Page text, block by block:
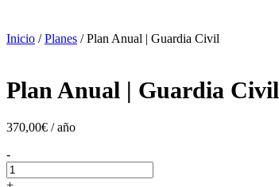
Inicio /Planes / Plan Anual | Guardia Civil
Plan Anual | Guardia Civil
370,00€ / año
Plan
Anual
|
-